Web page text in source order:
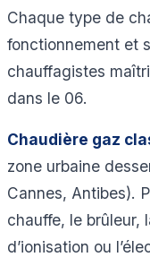
Chaque type de
fonctionnement et
chauffagistes
dans le 06.
Chaudière gaz
zone urbaine
Cannes, Antibes).
chauffe, le brûleur,
d’ionisation ou